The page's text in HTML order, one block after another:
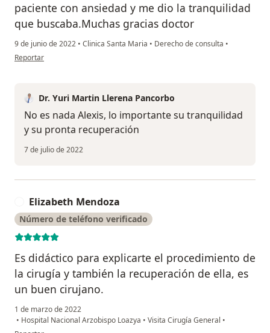
paciente con ansiedad y me dio la tranquilidad
que buscaba.Muchas gracias doctor
9 de junio de 2022 • Clinica Santa Maria • Derecho de consulta •
en opinión del usuario Alexis Arteaga Zamalloa
Reportar
Dr. Yuri Martin Llerena Pancorbo
No es nada Alexis, lo importante su tranquilidad
y su pronta recuperación
7 de julio de 2022
Elizabeth Mendoza
Número de teléfono verificado
Es didáctico para explicarte el procedimiento de
la cirugía y también la recuperación de ella, es
un buen cirujano.
1 de marzo de 2022
• Hospital Nacional Arzobispo Loazya • Visita Cirugía General •
en opinión del usuario Elizabeth Mendoza